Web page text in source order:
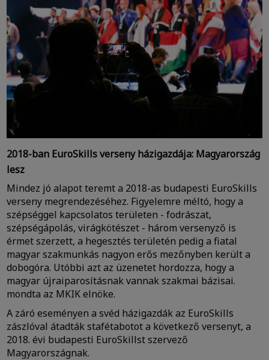
2018-ban EuroSkills verseny házigazdája: Magyarország
lesz
Mindez jó alapot teremt a 2018-as budapesti EuroSkills
verseny megrendezéséhez. Figyelemre méltó, hogy a
szépséggel kapcsolatos területen - fodrászat,
szépségápolás, virágkötészet - három versenyző is
érmet szerzett, a hegesztés területén pedig a fiatal
magyar szakmunkás nagyon erős mezőnyben került a
dobogóra. Utóbbi azt az üzenetet hordozza, hogy a
magyar újraiparosításnak vannak szakmai bázisai.
mondta az MKIK elnöke.
A záró eseményen a svéd házigazdák az EuroSkills
zászlóval átadták stafétabotot a következő versenyt, a
2018. évi budapesti EuroSkillst szervező
Magyarországnak.